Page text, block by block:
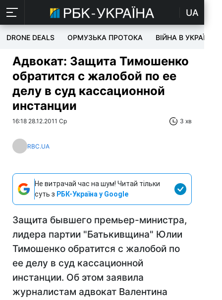
UA
DRONE DEALS ОРМУЗЬКА ПРОТОКА ВІЙНА В УКРАЇНІ
Адвокат: Защита Тимошенко
обратится с жалобой по ее
делу в суд кассационной
инстанции
16:18 28.12.2011 Ср 3 хв
RBC.UA
Не витрачай час на шум! Читай тільки
суть з РБК-Україна у Google
Защита бывшего премьер-министра,
лидера партии "Батькивщина" Юлии
Тимошенко обратится с жалобой по
ее делу в суд кассационной
инстанции. Об этом заявила
журналистам адвокат Валентина